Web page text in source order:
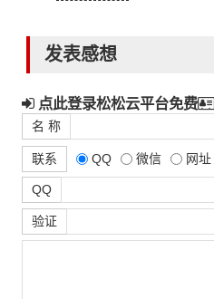
发表感想
点此登录松松云平台免费
名 称
联系 QQ 微信 网址
QQ
验证